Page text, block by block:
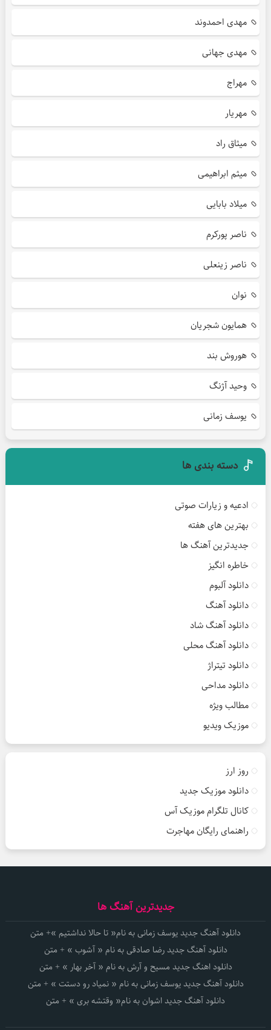
مهدی احمدوند
مهدی جهانی
مهراج
مهریار
میثاق راد
میثم ابراهیمی
میلاد بابایی
ناصر پورکرم
ناصر زینعلی
نوان
همایون شجریان
هوروش بند
وحید آژنگ
یوسف زمانی
دسته بندی ها
ادعیه و زیارات صوتی
بهترین های هفته
جدیدترین آهنگ ها
خاطره انگیز
دانلود آلبوم
دانلود آهنگ
دانلود آهنگ شاد
دانلود آهنگ محلی
دانلود تیتراژ
دانلود مداحی
مطالب ویژه
موزیک ویدیو
روز ارز
دانلود موزیک جدید
کانال تلگرام موزیک آس
راهنمای رایگان مهاجرت
جدیدترین آهنگ ها
دانلود آهنگ جدید یوسف زمانی به نام« تا حالا نداشتیم »+ متن
دانلود آهنگ جدید رضا صادقی به نام « آشوب » + متن
دانلود اهنگ جدید مسیح و آرش به نام « آخر بهار » + متن
دانلود آهنگ جدید یوسف زمانی به نام « نمیاد رو دستت » + متن
دانلود آهنگ جدید اشوان به نام« وقتشه بری » + متن